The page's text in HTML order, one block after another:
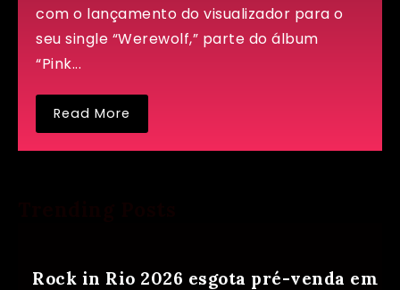
com o lançamento do visualizador para o
seu single “Werewolf,” parte do álbum
“Pink...
Read More
Rock in Rio 2026 esgota pré-venda em